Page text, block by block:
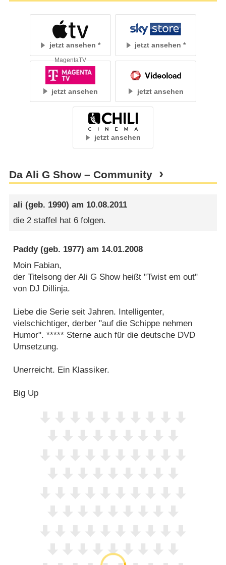
jetzt ansehen jetzt ansehen
jetzt ansehen
MagentaTV
jetzt ansehen
jetzt ansehen
Da Ali G Show – Community
ali (geb. 1990) am 10.08.2011
die 2 staffel hat 6 folgen.
Paddy(geb. 1977) am 14.01.2008
Moin Fabian,
der Titelsong der Ali G Show heißt "Twist em out"
von DJ Dillinja.
Liebe die Serie seit Jahren. Intelligenter,
vielschichtiger, derber "auf die Schippe nehmen
Humor". ***** Sterne auch für die deutsche DVD
Umsetzung.
Unerreicht. Ein Klassiker.
Big Up